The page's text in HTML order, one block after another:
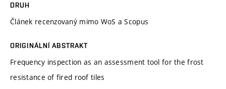
DRUH
Článek recenzovaný mimo WoS a Scopus
ORIGINÁLNÍ ABSTRAKT
Frequency inspection as an assessment tool for the frost
resistance of fired roof tiles